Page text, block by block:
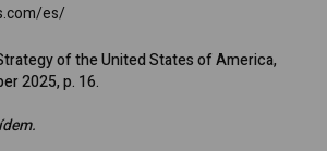
es/
of the United States of America,
2025, p. 16.